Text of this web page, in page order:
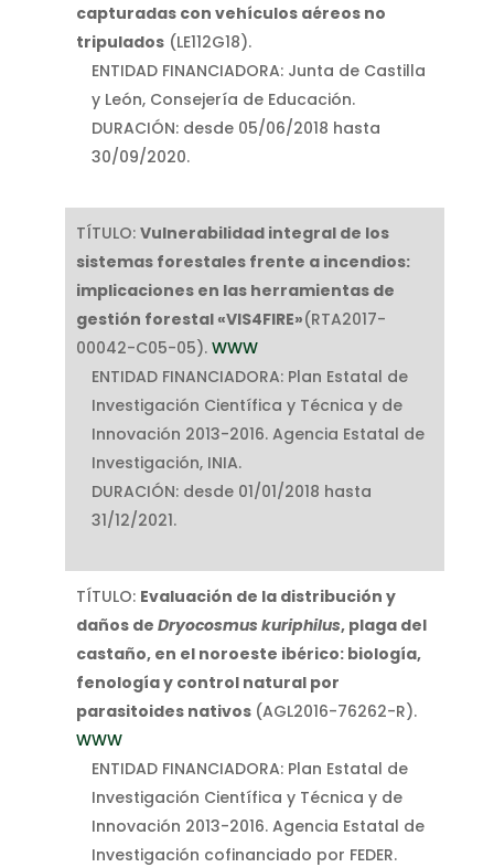
capturadas con vehículos aéreos no
tripulados(LE112G18).
ENTIDAD FINANCIADORA: Junta de Castilla
y León, Consejería de Educación.
DURACIÓN: desde 05/06/2018 hasta
30/09/2020.
TÍTULO: Vulnerabilidad integral de los
sistemas forestales frente a incendios:
implicaciones en las herramientas de
gestión forestal «VIS4FIRE»(RTA2017-
00042-C05-05). WWW
ENTIDAD FINANCIADORA: Plan Estatal de
Investigación Científica y Técnica y de
Innovación 2013-2016. Agencia Estatal de
Investigación, INIA.
DURACIÓN: desde 01/01/2018 hasta
31/12/2021.
TÍTULO: Evaluación de la distribución y
daños de Dryocosmus kuriphilus, plaga del
castaño, en el noroeste ibérico: biología,
fenología y control natural por
parasitoides nativos (AGL2016-76262-R).
WWW
ENTIDAD FINANCIADORA: Plan Estatal de
Investigación Científica y Técnica y de
Innovación 2013-2016. Agencia Estatal de
Investigación cofinanciado por FEDER.